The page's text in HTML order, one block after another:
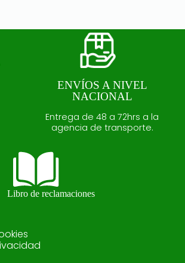
ENVÍOS A NIVEL
NACIONAL
Entrega de 48 a 72hrs a la
agencia de transporte.
Libro de reclamaciones